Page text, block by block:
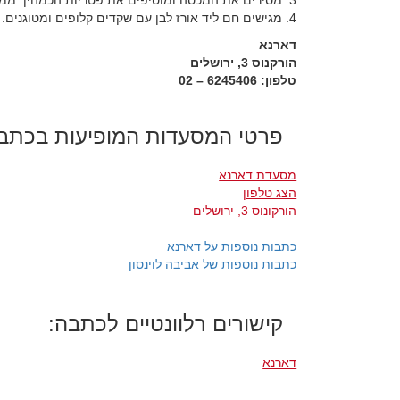
4. מגישים חם ליד אורז לבן עם שקדים קלופים ומטוגנים.
דארנא
הורקנוס 3, ירושלים
טלפון: 6245406 – 02
פרטי המסעדות המופיעות
מסעדת דארנא
הצג טלפון
הורקונוס 3, ירושלים
כתבות נוספות על דארנא
כתבות נוספות של אביבה לוינסון
קישורים רלוונטיים לכתבה:
דארנא